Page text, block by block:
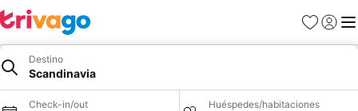
Favoritos
Iniciar
Destino
Scandinavia
Check-in/out Huéspedes/habitaciones